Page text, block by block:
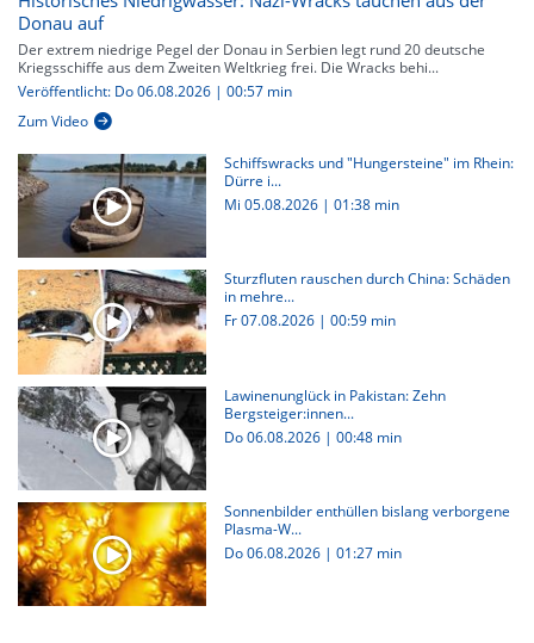
Donau auf
Der extrem niedrige Pegel der Donau in Serbien legt rund 20 deutsche
Kriegsschiffe aus dem Zweiten Weltkrieg frei. Die Wracks behi...
Veröffentlicht: Do 06.08.2026 | 00:57 min
Zum Video
Schiffswracks und "Hungersteine" im Rhein:
Dürre i...
Mi 05.08.2026 | 01:38 min
Sturzfluten rauschen durch China: Schäden
in mehre...
Fr 07.08.2026 | 00:59 min
Lawinenunglück in Pakistan: Zehn
Bergsteiger:innen...
Do 06.08.2026 | 00:48 min
Sonnenbilder enthüllen bislang verborgene
Plasma-W...
Do 06.08.2026 | 01:27 min